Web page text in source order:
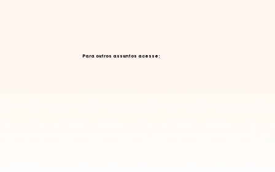
Para outros assuntos acesse: